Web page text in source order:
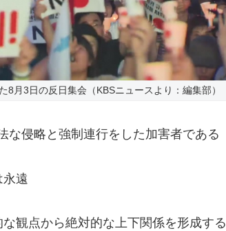
8月3日の反日集会（KBSニュースより：編集部）
な侵略と強制連行をした加害者である
遠
観点から絶対的な上下関係を形成する